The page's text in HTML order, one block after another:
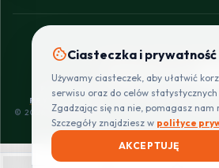
SZYBKIE I BEZPIECZNE
POLITYKA
PRYWATNOŚCI
REGULAMIN
© 2026 PROINSTALLER.PL - KNURÓW.
cookieCiasteczka i prywatność
Używamy ciasteczek, aby ułatwić
serwisu oraz do celów
Zgadzając się na nie, pomagasz nam
Szczegóły znajdziesz w polityce
AKCEPTUJĘ